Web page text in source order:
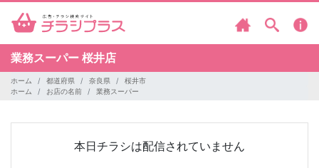
業務スーパー 桜井店
ホーム 都道府県 奈良県
桜井市
ホーム
お店の名前 業務スーパー
本日チラシは配信されていません